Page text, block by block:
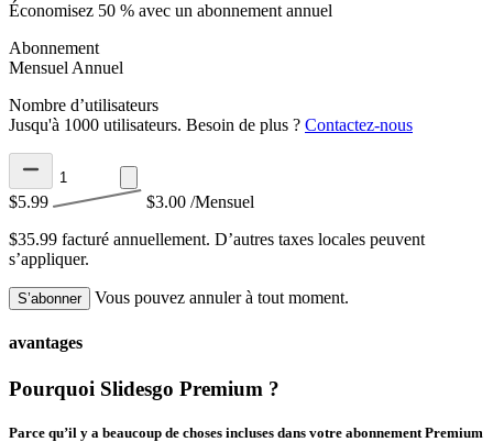
Économisez 50 % avec un abonnement annuel
Abonnement
Mensuel Annuel
Nombre d’utilisateurs
Jusqu'à 1000 utilisateurs. Besoin de plus ? Contactez-nous
$5.99 $3.00 /Mensuel
$35.99 facturé annuellement. D’autres taxes locales peuvent
s’appliquer.
S’abonner Vous pouvez annuler à tout moment.
avantages
Pourquoi Slidesgo Premium ?
Parce qu’il y a beaucoup de choses incluses dans votre abonnement Premium